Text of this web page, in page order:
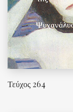
Τεύχος 264